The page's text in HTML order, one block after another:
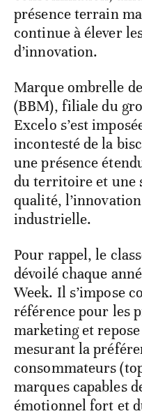
présence terrain
continue à élever
d’innovation.
Marque ombrelle
(BBM), filiale du
Excelo s’est
incontesté de la
une présence
du territoire et une
qualité,
industrielle.
Pour rappel, le
dévoilé chaque
Week. Il s’impose
référence pour les
marketing et
mesurant la
consommateurs
marques capables
émotionnel fort et